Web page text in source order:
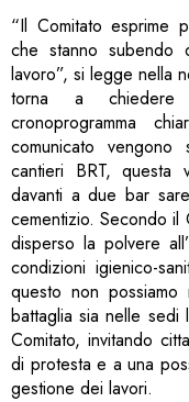
“Il Comitato esprime
che stanno subendo
lavoro”, si legge nella
torna a chiedere
cronoprogramma
comunicato
cantieri BRT, questa
davanti a due bar
cementizio. Secondo
disperso la polvere
condizioni igienico-
questo non possiamo
battaglia sia nelle sedi
Comitato, invitando
di protesta e a una
gestione dei lavori.